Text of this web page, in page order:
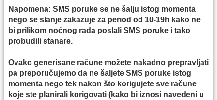
Napomena: SMS poruke se ne šalju istog momenta
nego se slanje zakazuje za period od 10-19h kako ne
bi prilikom noćnog rada poslali SMS poruke i tako
probudili stanare.
Ovako generisane račune možete nakadno prepravljati
pa preporučujemo da ne šaljete SMS poruke istog
momenta nego tek nakon što korigujete sve račune
koje ste planirali korigovati (kako bi iznosi navedeni u